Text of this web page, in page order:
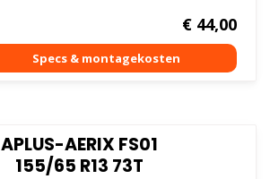
€44,00
APLUS-AERIX FS01
155/65 R13 73T